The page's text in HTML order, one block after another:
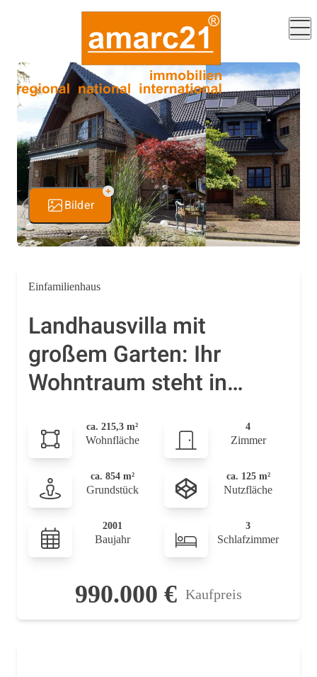
Bilder
Einfamilienhaus
Landhausvilla mit
großem Garten: Ihr
Wohntraum steht in
ca. 215,3 m²
Wohnfläche
4
Zimmer
ca. 854 m²
Grundstück
ca. 125 m²
Nutzfläche
2001
Baujahr
3
Schlafzimmer
990.000 € Kaufpreis